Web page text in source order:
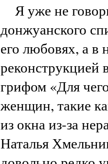
Я уже не
донжуанского
его любовях, а в
грифом «Для
женщин, такие
из окна из-за
Наталья